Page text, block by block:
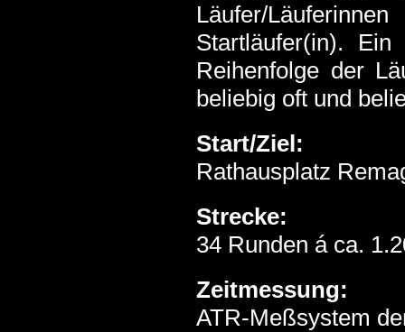
Läufer/
Startläufer(in).
Reihenfolge der
beliebig oft und
Start/Ziel:
Rathausplatz
Strecke:
34 Runden á ca.
Zeitmessung:
ATR-Meßsystem